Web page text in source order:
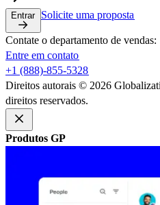
Entrar​​ Solicite uma proposta​​
Contate o departamento de vendas:​​
Entre em contato​​
+1 (888)-855-5328​​
Direitos autorais © 2026
direitos reservados.​​
Produtos GP​​